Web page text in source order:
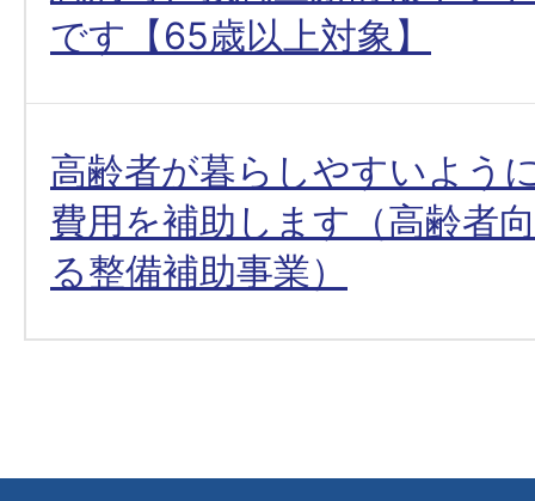
です【65歳以上対象】
高齢者が暮らしやすいよう
費用を補助します（高齢者
る整備補助事業）